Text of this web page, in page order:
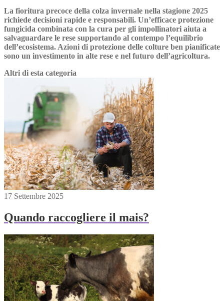
La fioritura precoce della colza invernale nella stagione 2025
richiede decisioni rapide e responsabili. Un’efficace protezione
fungicida combinata con la cura per gli impollinatori aiuta a
salvaguardare le rese supportando al contempo l’equilibrio
dell’ecosistema. Azioni di protezione delle colture ben pianificate
sono un investimento in alte rese e nel futuro dell’agricoltura.
Altri di esta categoria
17 Settembre 2025
Quando raccogliere il mais?